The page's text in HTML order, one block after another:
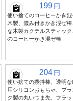
199 円
使い捨てのコーヒーかき混
木製、濃み付きかき混ぜ棒
な木製カクテルスティッ
のコーヒーかき混ぜ棒
204 円
使い捨ての攪拌棒、透明
用シリコンおもちゃ、プラ
ク製の丸いつま先、フラ